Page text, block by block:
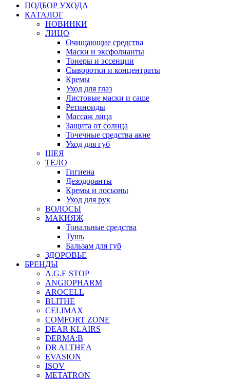
ПОДБОР УХОДА
КАТАЛОГ
НОВИНКИ
ЛИЦО
Очищающие средства
Маски и эксфолианты
Тонеры и эссенции
Сыворотки и концентраты
Кремы
Уход для глаз
Листовые маски и саше
Ретиноиды
Массаж лица
Защита от солнца
Точечные средства акне
Уход для губ
ШЕЯ
ТЕЛО
Гигиена
Дезодоранты
Кремы и лосьоны
Уход для рук
ВОЛОСЫ
МАКИЯЖ
Тональные средства
Тушь
Бальзам для губ
ЗДОРОВЬЕ
БРЕНДЫ
A.G.E STOP
ANGIOPHARM
AROCELL
BLITHE
CELIMAX
COMFORT ZONE
DEAR KLAIRS
DERMA:B
DR ALTHEA
EVASION
ISOV
METATRON